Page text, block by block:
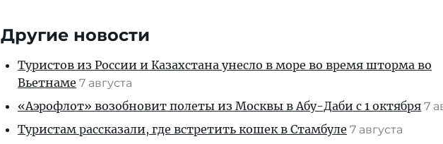
Другие новости
Туристов из России и Казахстана унесло в море во время шторма во
Вьетнаме 7 августа
«Аэрофлот» возобновит полеты из Москвы в Абу-Даби с 1 октября 7
Туристам рассказали, где встретить кошек в Стамбуле 7 августа